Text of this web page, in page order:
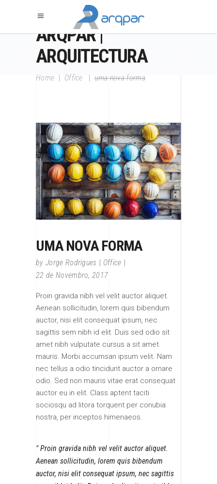
ARQPAR |
ARQUITECTURA
Home Office |uma nova forma
UMA NOVA FORMA
by Jorge Rodrigues
Office
22 de Novembro, 2017
Proin gravida nibh vel velit auctor aliquet.
Aenean sollicitudin, lorem quis bibendum
auctor, nisi elit consequat ipsum, nec
sagittis sem nibh id elit. Duis sed odio sit
amet nibh vulputate cursus a sit amet
mauris. Morbi accumsan ipsum velit. Nam
nec tellus a odio tincidunt auctor a ornare
odio. Sed non mauris vitae erat consequat
auctor eu in elit. Class aptent taciti
sociosqu ad litora torquent per conubia
nostra, per inceptos himenaeos.
Proin gravida nibh vel velit auctor aliquet.
Aenean sollicitudin, lorem quis bibendum
auctor, nisi elit consequat ipsum, nec sagittis